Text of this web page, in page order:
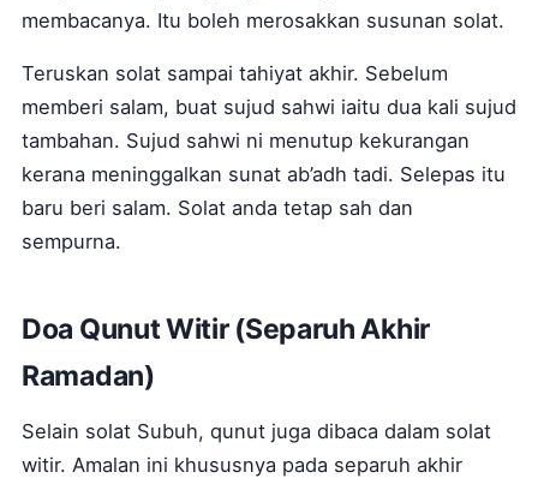
membacanya. Itu boleh merosakkan susunan solat.
Teruskan solat sampai tahiyat akhir. Sebelum
memberi salam, buat sujud sahwi iaitu dua kali sujud
tambahan. Sujud sahwi ni menutup kekurangan
kerana meninggalkan sunat ab’adh tadi. Selepas itu
baru beri salam. Solat anda tetap sah dan
sempurna.
Doa Qunut Witir (Separuh Akhir
Ramadan)
Selain solat Subuh, qunut juga dibaca dalam solat
witir. Amalan ini khususnya pada separuh akhir